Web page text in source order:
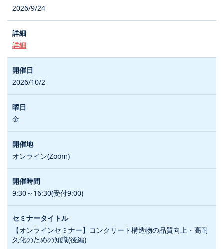
2026/9/24
詳細
2026/10/2
金
オンライン(Zoom)
9:30～16:30(受付9:00)
【オンラインセミナー】コンクリート構造物の品質向上・高耐
久化のための知識(後編)